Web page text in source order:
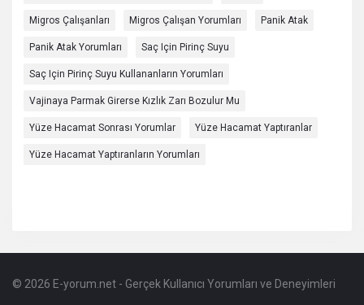
Migros Çalışanları Migros Çalışan Yorumları Panik Atak
Panik Atak Yorumları Saç Için Pirinç Suyu
Saç Için Pirinç Suyu Kullananların Yorumları
Vajinaya Parmak Girerse Kızlık Zarı Bozulur Mu
Yüze Hacamat Sonrası Yorumlar Yüze Hacamat Yaptıranlar
Yüze Hacamat Yaptıranların Yorumları
Footer
Hakkında
© 2026 E-yorum.net - Gerçek Kullanıcı Yorumları ve Deneyimleri